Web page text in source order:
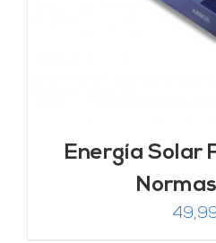
Energía Solar